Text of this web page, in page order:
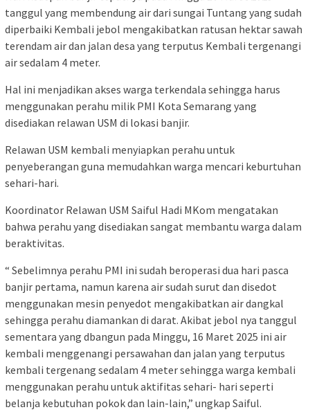
tanggul yang membendung air dari sungai Tuntang yang sudah
diperbaiki Kembali jebol mengakibatkan ratusan hektar sawah
terendam air dan jalan desa yang terputus Kembali tergenangi
air sedalam 4 meter.
Hal ini menjadikan akses warga terkendala sehingga harus
menggunakan perahu milik PMI Kota Semarang yang
disediakan relawan USM di lokasi banjir.
Relawan USM kembali menyiapkan perahu untuk
penyeberangan guna memudahkan warga mencari keburtuhan
sehari-hari.
Koordinator Relawan USM Saiful Hadi MKom mengatakan
bahwa perahu yang disediakan sangat membantu warga dalam
beraktivitas.
“ Sebelimnya perahu PMI ini sudah beroperasi dua hari pasca
banjir pertama, namun karena air sudah surut dan disedot
menggunakan mesin penyedot mengakibatkan air dangkal
sehingga perahu diamankan di darat. Akibat jebol nya tanggul
sementara yang dbangun pada Minggu, 16 Maret 2025 ini air
kembali menggenangi persawahan dan jalan yang terputus
kembali tergenang sedalam 4 meter sehingga warga kembali
menggunakan perahu untuk aktifitas sehari- hari seperti
belanja kebutuhan pokok dan lain-lain,” ungkap Saiful.